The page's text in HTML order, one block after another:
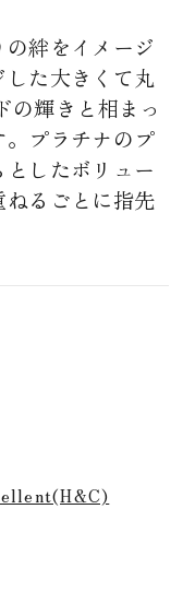
絆をイメージ
た大きくて丸
の輝きと相まっ
プラチナのプ
したボリュー
るごとに指先